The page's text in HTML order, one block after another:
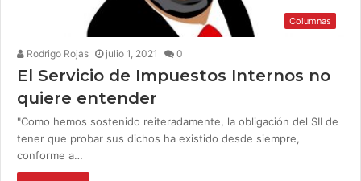
Columnas
Rodrigo Rojas julio 1, 2021 0
El Servicio de Impuestos Internos no
quiere entender
"Como hemos sostenido reiteradamente, la obligación del SII de
tener que probar sus dichos ha existido desde siempre,
conforme a…